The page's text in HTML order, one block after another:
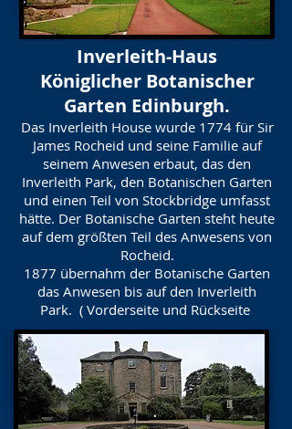
Inverleith-Haus
Königlicher Botanischer
Garten Edinburgh.
Das Inverleith House wurde 1774 für Sir
James Rocheid und seine Familie auf
seinem Anwesen erbaut, das den
Inverleith Park, den Botanischen Garten
und einen Teil von Stockbridge umfasst
hätte. Der Botanische Garten steht heute
auf dem größten Teil des Anwesens von
Rocheid.
1877 übernahm der Botanische Garten
das Anwesen bis auf den Inverleith
Park. ( Vorderseite und Rückseite